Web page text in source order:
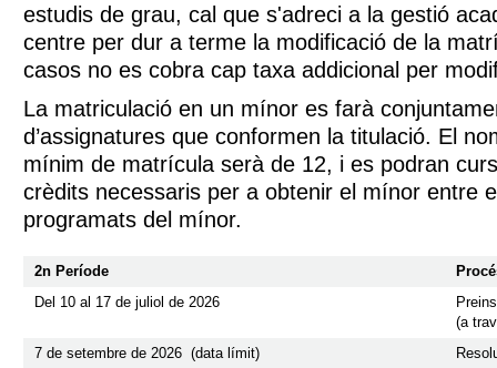
estudis de grau, cal que s'adreci a la gestió
centre per dur a terme la modificació de la
casos no es cobra cap taxa addicional per
La matriculació en un mínor es farà
d’assignatures que conformen la titulació. El
mínim de matrícula serà de 12, i es podran
crèdits necessaris per a obtenir el mínor entre
programats del mínor.
2n Període
Del 10 al 17 de juliol de 2026
(a
7 de setembre de 2026 (data límit)